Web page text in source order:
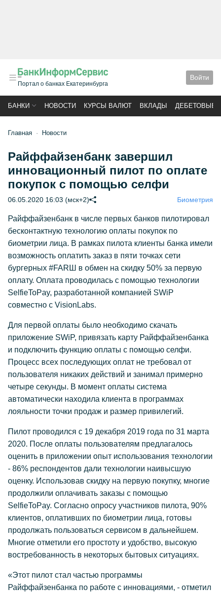
Портал о банках Екатеринбурга
Войти
БАНКИ НОВОСТИ КУРСЫ ВАЛЮТ ВКЛАДЫ ДЕБЕТОВЫЕ
Главная Новости
Райффайзенбанк завершил
инновационный пилот по оплате
покупок с помощью селфи
06.05.2020 16:03 (мск+2) Биометрия
Райффайзенбанк в числе первых банков пилотировал
бесконтактную технологию оплаты покупок по
биометрии лица. В рамках пилота клиенты банка имели
возможность оплатить заказ в пяти точках сети
бургерных #FARШ в обмен на скидку 50% за первую
оплату. Оплата проводилась с помощью технологии
SelfieToPay, разработанной компанией SWiP
совместно с VisionLabs.
Для первой оплаты было необходимо скачать
приложение SWiP, привязать карту Райффайзенбанка
и подключить функцию оплаты с помощью селфи.
Процесс всех последующих оплат не требовал от
пользователя никаких действий и занимал примерно
четыре секунды. В момент оплаты система
автоматически находила клиента в программах
лояльности точки продаж и размер привилегий.
Пилот проводился с 19 декабря 2019 года по 31 марта
2020. После оплаты пользователям предлагалось
оценить в приложении опыт использования технологии
- 86% респондентов дали технологии наивысшую
оценку. Использовав скидку на первую покупку, многие
продолжили оплачивать заказы с помощью
SelfieToPay. Согласно опросу участников пилота, 90%
клиентов, оплативших по биометрии лица, готовы
продолжать пользоваться сервисом в дальнейшем.
Многие отметили его простоту и удобство, высокую
востребованность в некоторых бытовых ситуациях.
«Этот пилот стал частью программы
Райффайзенбанка по работе с инновациями, - отметил